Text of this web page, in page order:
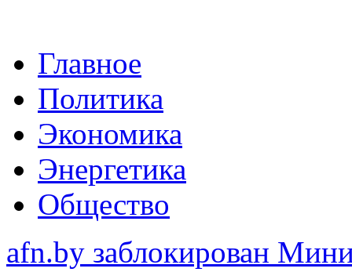
Главное
Политика
Экономика
Энергетика
Общество
afn.by заблокирован